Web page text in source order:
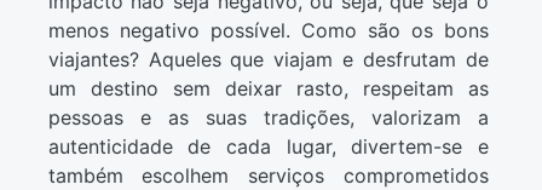
menos negativo possível. Como são os bons
viajantes? Aqueles que viajam e desfrutam de
um destino sem deixar rasto, respeitam as
pessoas e as suas tradições, valorizam a
autenticidade de cada lugar, divertem-se e
também escolhem serviços comprometidos